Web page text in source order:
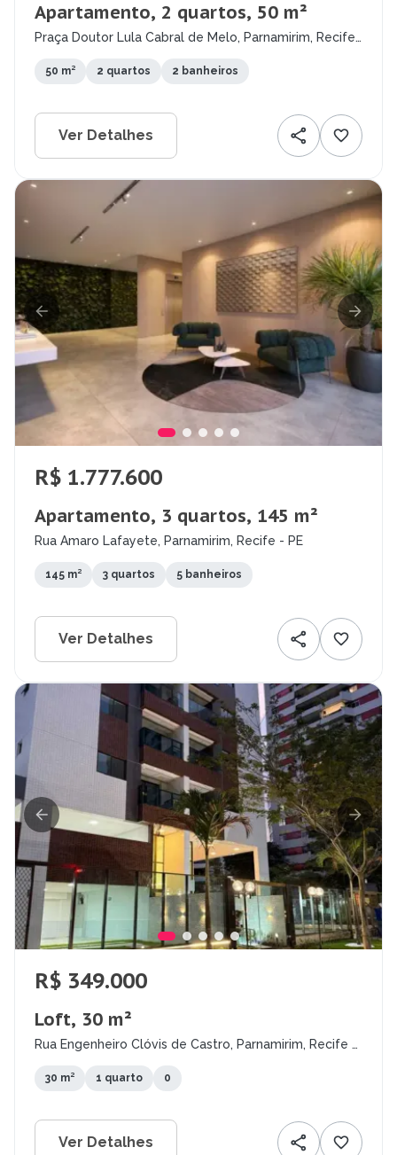
Apartamento, 2 quartos, 50 m²
Praça Doutor Lula Cabral de Melo, Parnamirim, Recife
50 m² 2 quartos 2 banheiros
Ver Detalhes
R$ 1.777.600
Apartamento, 3 quartos, 145 m²
Rua Amaro Lafayete, Parnamirim, Recife - PE
145 m² 3 quartos 5 banheiros
Ver Detalhes
R$ 349.000
Loft, 30 m²
Rua Engenheiro Clóvis de Castro, Parnamirim, Recife -
30 m² 1 quarto 0
Ver Detalhes